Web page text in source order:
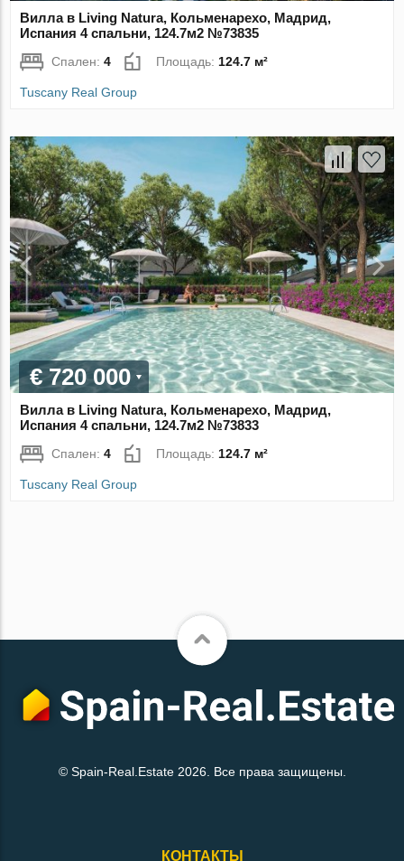
Вилла в Living Natura, Кольменарехо, Мадрид,
Испания 4 спальни, 124.7м2 №73835
Спален:4 Площадь: 124.7 м²
Tuscany Real Group
€ 720 000
Вилла в Living Natura, Кольменарехо, Мадрид,
Испания 4 спальни, 124.7м2 №73833
Спален:4 Площадь: 124.7 м²
Tuscany Real Group
© Spain-Real.Estate 2026. Все права защищены.
КОНТАКТЫ